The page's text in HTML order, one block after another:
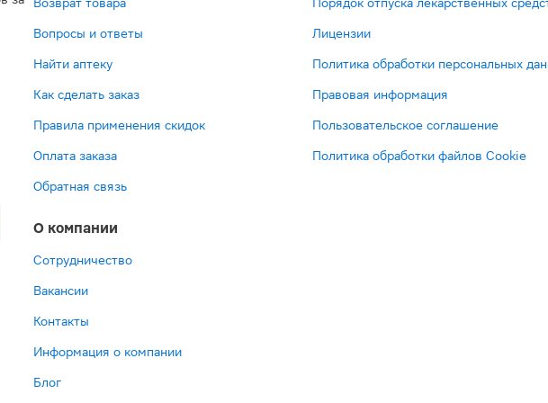
Вопросы и ответы
Найти аптеку
Как сделать заказ
Правила применения скидок
Оплата заказа
Обратная связь
О компании
Сотрудничество
Вакансии
Контакты
Информация о компании
Блог
Лицензии
Политика обработки персональных
Правовая информация
Пользовательское соглашение
Политика обработки файлов Cookie